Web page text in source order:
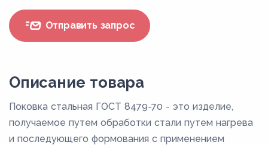
Отправить запрос
Описание товара
Поковка стальная ГОСТ 8479-70 - это изделие,
получаемое путем обработки стали путем нагрева
и последующего формования с применением